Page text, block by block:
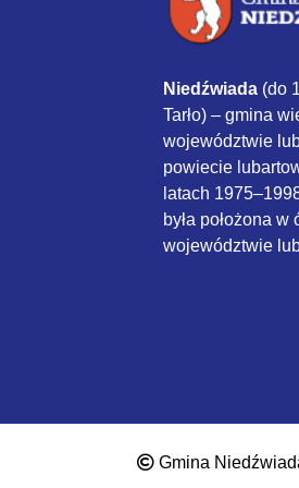
Niedźwiada (do
Tarło) – gmina
województwie
powiecie
latach
była położona
województwie
Gmina